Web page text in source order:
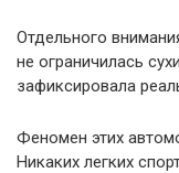
Отдельного
не ограничилась
зафиксировала
Феномен этих
Никаких легких